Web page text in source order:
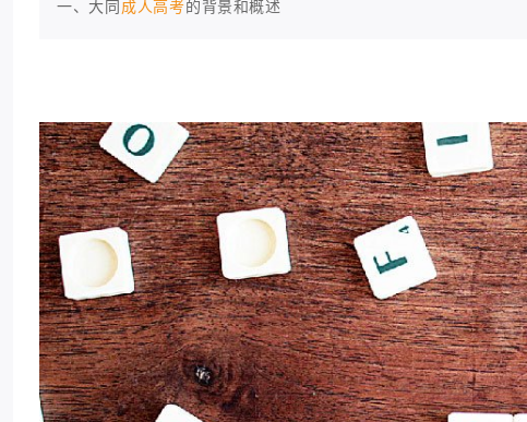
一、大同 成人高考的背景和概述